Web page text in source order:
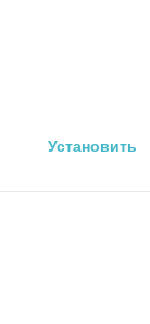
Установить